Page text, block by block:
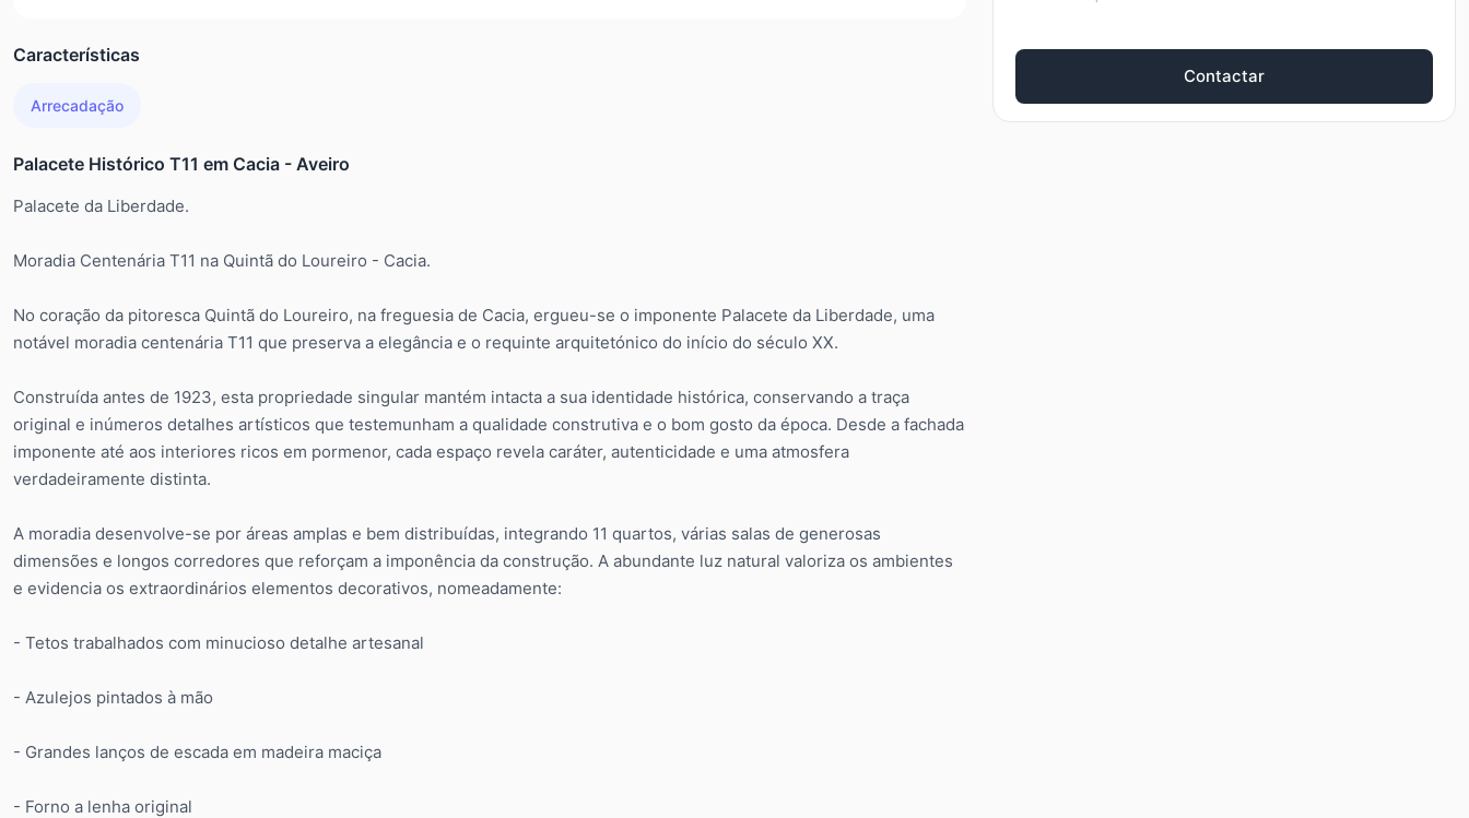
Características
Arrecadação
Palacete Histórico T11 em Cacia - Aveiro
Palacete da Liberdade.
Moradia Centenária T11 na Quintã do Loureiro - Cacia.
No coração da pitoresca Quintã do Loureiro, na freguesia de Cacia, ergueu-se o imponente Palacete da Liberdade, uma
notável moradia centenária T11 que preserva a elegância e o requinte arquitetónico do início do século XX.
Construída antes de 1923, esta propriedade singular mantém intacta a sua identidade histórica, conservando a traça
original e inúmeros detalhes artísticos que testemunham a qualidade construtiva e o bom gosto da época. Desde a fachada
imponente até aos interiores ricos em pormenor, cada espaço revela caráter, autenticidade e uma atmosfera
verdadeiramente distinta.
A moradia desenvolve-se por áreas amplas e bem distribuídas, integrando 11 quartos, várias salas de generosas
dimensões e longos corredores que reforçam a imponência da construção. A abundante luz natural valoriza os ambientes
e evidencia os extraordinários elementos decorativos, nomeadamente:
- Tetos trabalhados com minucioso detalhe artesanal
- Azulejos pintados à mão
- Grandes lanços de escada em madeira maciça
- Forno a lenha original
Contactar